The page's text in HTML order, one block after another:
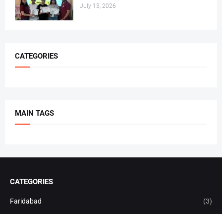
July 13, 2026
CATEGORIES
MAIN TAGS
CATEGORIES
Faridabad (3)